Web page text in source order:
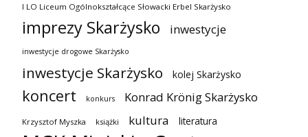
I LO Liceum Ogólnokształcące Słowacki Erbel Skarżysko
imprezy Skarżysko inwestycje
inwestycje drogowe Skarżysko
inwestycje Skarżysko kolej Skarżysko
koncert konkurs Konrad Krönig Skarżysko
Krzysztof Myszka książki kultura literatura